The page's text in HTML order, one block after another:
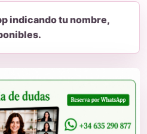
indicando tu nombre,